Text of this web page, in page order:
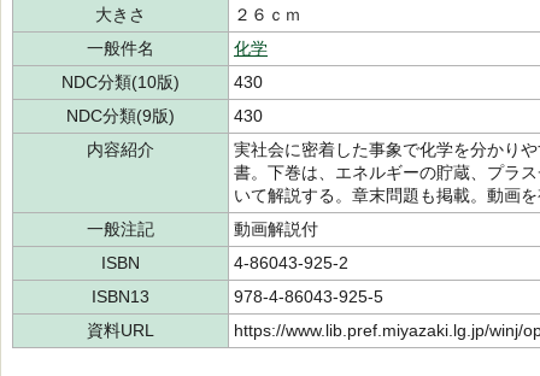
大きさ
２６ｃｍ
一般件名
化学
NDC分類(10版)
430
NDC分類(9版)
430
内容紹介
実社会に密着した事象で化学を分かり
書。下巻は、エネルギーの貯蔵、プラ
いて解説する。章末問題も掲載。動画
一般注記
動画解説付
ISBN
4-86043-925-2
ISBN13
978-4-86043-925-5
資料URL
https://www.lib.pref.miyazaki.lg.jp/winj/